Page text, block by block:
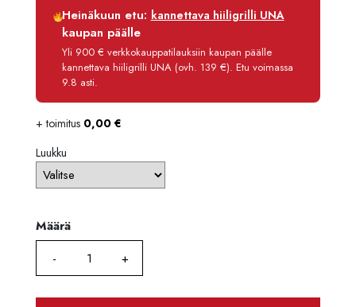
Luottoaika
12 kk
Korko
Käsittelymaksu
3,90 €/kk
Maksettava yhteensä
27 036,80 €
Heinäkuun etu: kannettava hiiligrilli UNA
kaupan päälle
Yli 900 € verkkokauppatilauksiin kaupan päälle
kannettava hiiligrilli UNA (ovh. 139 €). Etu voimassa
9.8 asti.
+ toimitus 0,00 €
Luukku
Määrä
Määrä